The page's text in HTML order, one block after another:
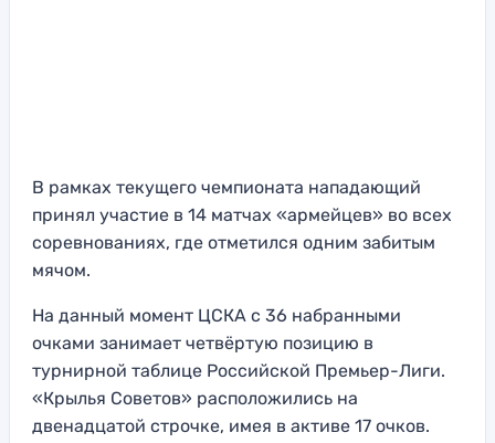
В рамках текущего чемпионата нападающий
принял участие в 14 матчах «армейцев» во всех
соревнованиях, где отметился одним забитым
мячом.
На данный момент ЦСКА с 36 набранными
очками занимает четвёртую позицию в
турнирной таблице Российской Премьер-Лиги.
«Крылья Советов» расположились на
двенадцатой строчке, имея в активе 17 очков.